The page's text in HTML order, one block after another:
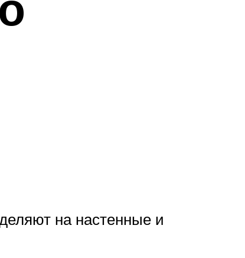
на настенные и